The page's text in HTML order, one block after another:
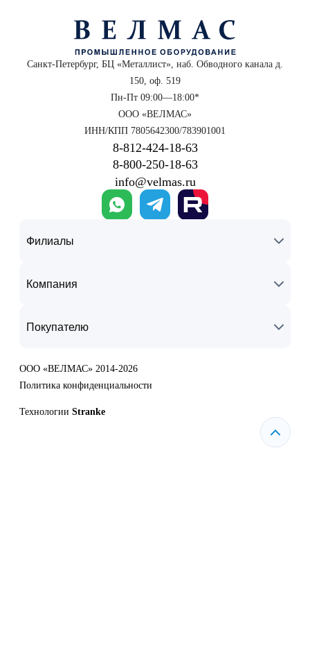
Санкт-Петербург, БЦ «Металлист», наб. Обводного канала д.
150, оф. 519
Пн-Пт 09:00—18:00*
ООО «ВЕЛМАС»
ИНН/КПП 7805642300/783901001
8‑812‑424‑18‑63
8‑800‑250‑18‑63
info@velmas.ru
Филиалы
Компания
Покупателю
ООО «ВЕЛМАС» 2014-2026
Политика конфиденциальности
Технологии Stranke